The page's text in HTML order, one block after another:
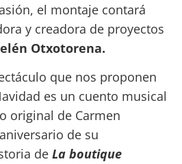
el montaje contará
y creadora de proyectos
Otxotorena.
que nos proponen
es un cuento musical
original de Carmen
de su
de La boutique